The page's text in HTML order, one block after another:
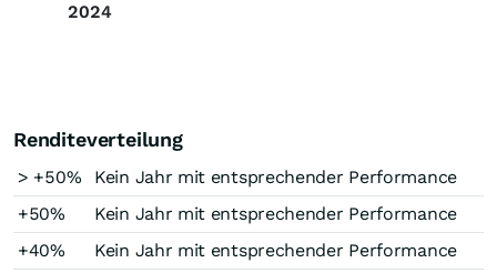
2024
Renditeverteilung
> +50%
Kein Jahr mit entsprechender Performance
+50%
Kein Jahr mit entsprechender Performance
+40%
Kein Jahr mit entsprechender Performance